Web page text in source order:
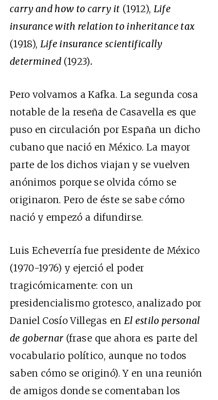
carry and how to carry it (1912), Life
insurance with relation to inheritance tax
(1918), Life insurance scientifically
determined (1923).
Pero volvamos a Kafka. La segunda cosa
notable de la reseña de Casavella es que
puso en circulación por España un dicho
cubano que nació en México. La mayor
parte de los dichos viajan y se vuelven
anónimos porque se olvida cómo se
originaron. Pero de éste se sabe cómo
nació y empezó a difundirse.
Luis Echeverría fue presidente de México
(1970-1976) y ejerció el poder
tragicómicamente: con un
presidencialismo grotesco, analizado por
Daniel Cosío Villegas en El estilo personal
de gobernar (frase que ahora es parte del
vocabulario político, aunque no todos
saben cómo se originó). Y en una reunión
de amigos donde se comentaban los